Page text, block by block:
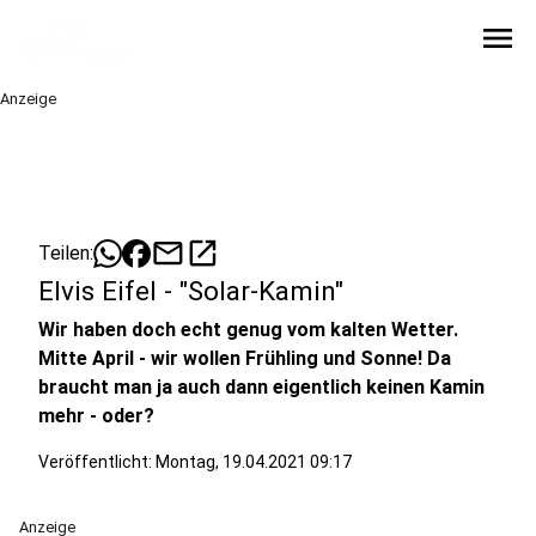
menu
Anzeige
Teilen: mailopen_in_new
Elvis Eifel - "Solar-Kamin"
Wir haben doch echt genug vom kalten Wetter.
Mitte April - wir wollen Frühling und Sonne! Da
braucht man ja auch dann eigentlich keinen Kamin
mehr - oder?
Veröffentlicht: Montag, 19.04.2021 09:17
Anzeige